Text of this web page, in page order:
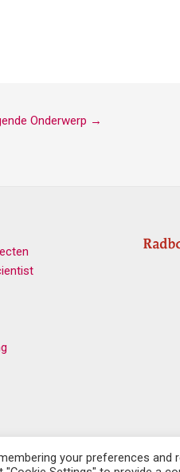
Onderwerp →
your preferences and